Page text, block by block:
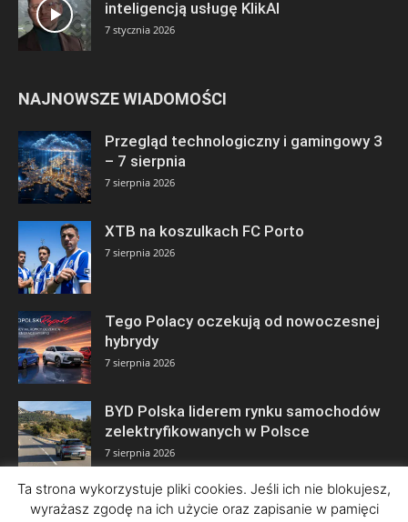
inteligencją usługę KlikAI
7 stycznia 2026
NAJNOWSZE WIADOMOŚCI
Przegląd technologiczny i gamingowy 3
– 7 sierpnia
7 sierpnia 2026
XTB na koszulkach FC Porto
7 sierpnia 2026
Tego Polacy oczekują od nowoczesnej
hybrydy
7 sierpnia 2026
BYD Polska liderem rynku samochodów
zelektryfikowanych w Polsce
7 sierpnia 2026
Ta strona wykorzystuje pliki cookies. Jeśli ich nie blokujesz,
wyrażasz zgodę na ich użycie oraz zapisanie w pamięci